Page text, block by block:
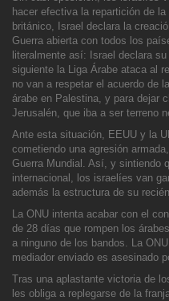
hacer efectiva la repartición de la
británico, Israel declara la
Guerra abierta con todos los
literalmente así: Israel declara
siguiente la Liga Árabe ataca al
no van a respetar el acuerdo de
árabe en Palestina, y para dejar
Jerusalén, que iba a ser terreno
Ante esta situación, EEUU y la
cometiendo una agresión
Guerra Mundial. Así, y sintiendo
internacional, los israelíes van
además la estructura de su
La ONU intenta acabar con el
de 28 días que rompen los
a ninguno de los bandos. La
mediador enviado es asesinado
Tras una aplastante victoria de
les obliga a replegarse de la